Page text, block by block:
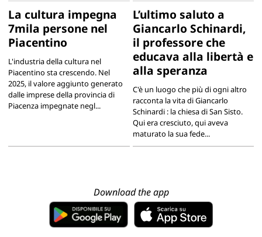
La cultura impegna
7mila persone nel
Piacentino
L'industria della cultura nel
Piacentino sta crescendo. Nel
2025, il valore aggiunto generato
dalle imprese della provincia di
Piacenza impegnate negl...
L’ultimo saluto a
Giancarlo Schinardi,
il professore che
educava alla libertà e
alla speranza
C'è un luogo che più di ogni altro
racconta la vita di Giancarlo
Schinardi : la chiesa di San Sisto.
Qui era cresciuto, qui aveva
maturato la sua fede...
Download the app